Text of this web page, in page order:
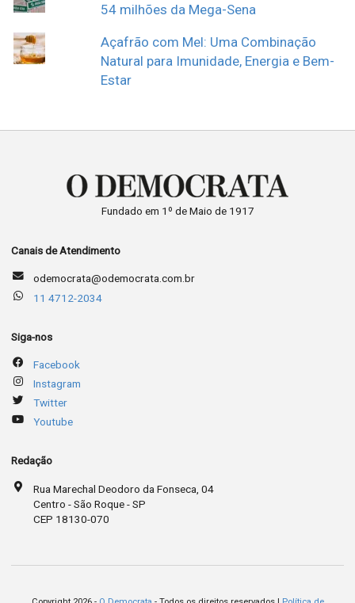
54 milhões da Mega-Sena
Açafrão com Mel: Uma Combinação
Natural para Imunidade, Energia e Bem-
Estar
Fundado em 1º de Maio de 1917
Canais de Atendimento
odemocrata@odemocrata.com.br
11 4712-2034
Siga-nos
Facebook
Instagram
Twitter
Youtube
Redação
Rua Marechal Deodoro da Fonseca, 04
Centro - São Roque - SP
CEP 18130-070